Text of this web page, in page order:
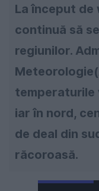
La început de
continuă să
regiunilor.
temperaturile
iar în nord,
de deal din
răcoroasă.